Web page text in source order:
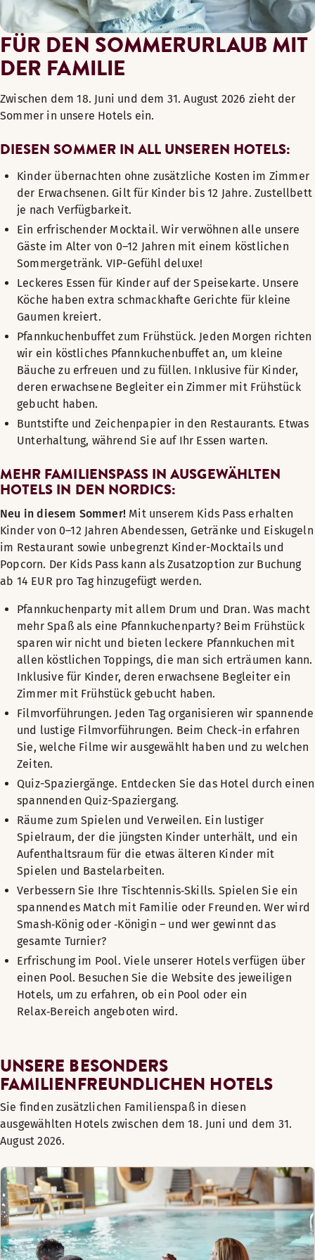
FÜR DEN SOMMERURLAUB MIT
DER FAMILIE
Zwischen dem 18. Juni und dem 31. August 2026 zieht der
Sommer in unsere Hotels ein.
DIESEN SOMMER IN ALL UNSEREN HOTELS:
Kinder übernachten ohne zusätzliche Kosten im Zimmer
der Erwachsenen. Gilt für Kinder bis 12 Jahre. Zustellbett
je nach Verfügbarkeit.
Ein erfrischender Mocktail. Wir verwöhnen alle unsere
Gäste im Alter von 0–12 Jahren mit einem köstlichen
Sommergetränk. VIP-Gefühl deluxe!
Leckeres Essen für Kinder auf der Speisekarte. Unsere
Köche haben extra schmackhafte Gerichte für kleine
Gaumen kreiert.
Pfannkuchenbuffet zum Frühstück. Jeden Morgen richten
wir ein köstliches Pfannkuchenbuffet an, um kleine
Bäuche zu erfreuen und zu füllen. Inklusive für Kinder,
deren erwachsene Begleiter ein Zimmer mit Frühstück
gebucht haben.
Buntstifte und Zeichenpapier in den Restaurants. Etwas
Unterhaltung, während Sie auf Ihr Essen warten.
MEHR FAMILIENSPASS IN AUSGEWÄHLTEN H
OTELS IN DEN NORDICS:
Neu in diesem Sommer! Mit unserem Kids Pass erhalten
Kinder von 0–12 Jahren Abendessen, Getränke und Eiskugeln
im Restaurant sowie unbegrenzt Kinder-Mocktails und
Popcorn. Der Kids Pass kann als Zusatzoption zur Buchung
ab 14 EUR pro Tag hinzugefügt werden.
Pfannkuchenparty mit allem Drum und Dran. Was macht
mehr Spaß als eine Pfannkuchenparty? Beim Frühstück
sparen wir nicht und bieten leckere Pfannkuchen mit
allen köstlichen Toppings, die man sich erträumen kann.
Inklusive für Kinder, deren erwachsene Begleiter ein
Zimmer mit Frühstück gebucht haben.
Filmvorführungen. Jeden Tag organisieren wir spannende
und lustige Filmvorführungen. Beim Check-in erfahren
Sie, welche Filme wir ausgewählt haben und zu welchen
Zeiten.
Quiz-Spaziergänge. Entdecken Sie das Hotel durch einen
spannenden Quiz-Spaziergang.
Räume zum Spielen und Verweilen. Ein lustiger
Spielraum, der die jüngsten Kinder unterhält, und ein
Aufenthaltsraum für die etwas älteren Kinder mit
Spielen und Bastelarbeiten.
Verbessern Sie Ihre Tischtennis‑Skills. Spielen Sie ein
spannendes Match mit Familie oder Freunden. Wer wird
Smash‑König oder ‑Königin – und wer gewinnt das
gesamte Turnier?
Erfrischung im Pool. Viele unserer Hotels verfügen über
einen Pool. Besuchen Sie die Website des jeweiligen
Hotels, um zu erfahren, ob ein Pool oder ein
Relax‑Bereich angeboten wird.
UNSERE BESONDERS
FAMILIENFREUNDLICHEN HOTELS
Sie finden zusätzlichen Familienspaß in diesen
ausgewählten Hotels zwischen dem 18. Juni und dem 31.
August 2026.